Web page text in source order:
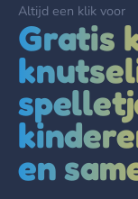
Altijd een klik voor
Gratis
en